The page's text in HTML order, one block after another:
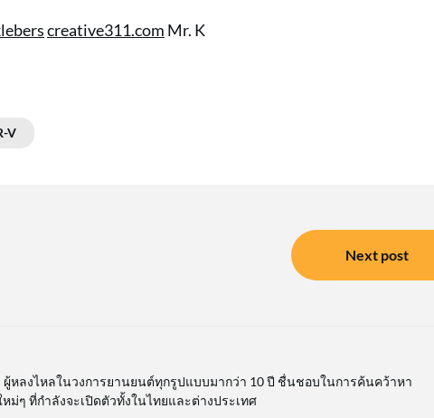
creative311.com Mr. K
V
Next post
หลงไหลในวงการยานยนต์ทุกรูปแบบมากว่า 10 ปี ชื่นชอบในการค้นคว้าหา
ม่ๆ ที่กำลังจะเปิดตัวทั้งในไทยและต่างประเทศ